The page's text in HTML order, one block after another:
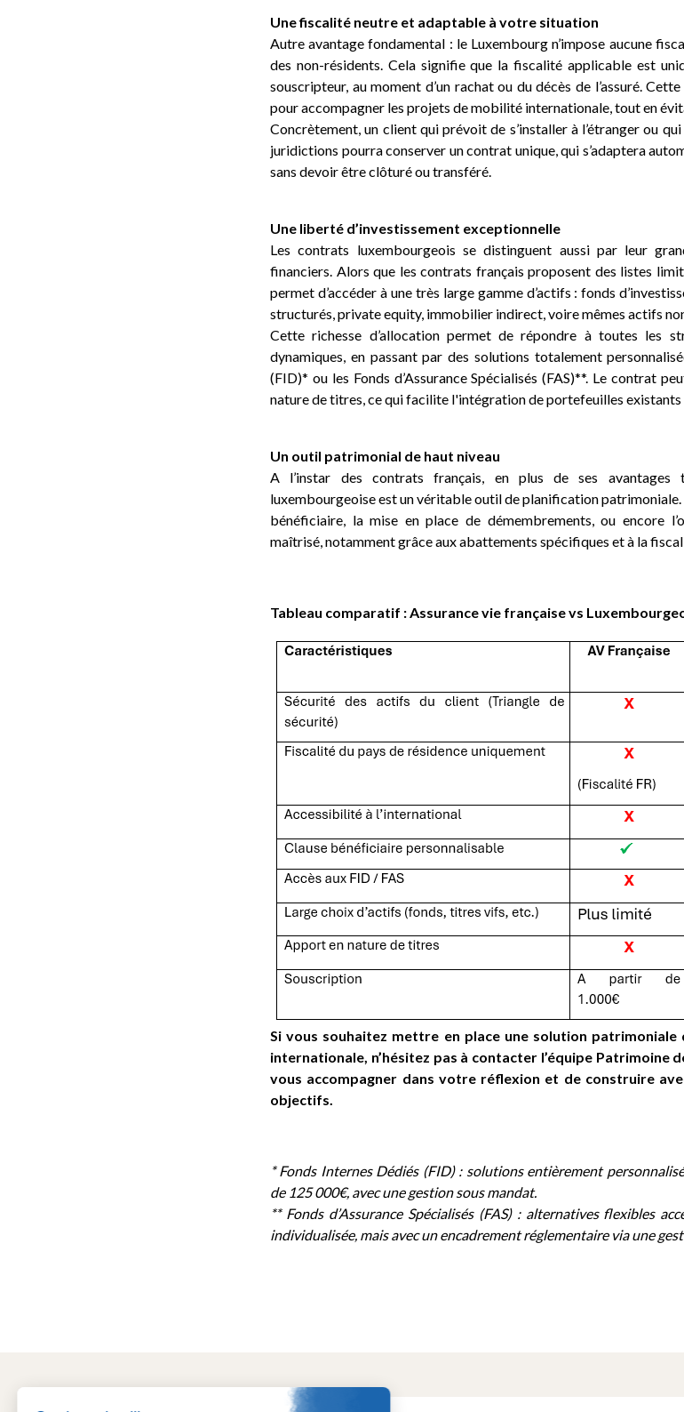
Une fiscalité neutre et adaptable à votre situation
Autre avantage fondamental : le Luxembourg n’impose aucune
des non-résidents. Cela signifie que la fiscalité applicable est
souscripteur, au moment d’un rachat ou du décès de l’assuré.
pour accompagner les projets de mobilité internationale, tout en
Concrètement, un client qui prévoit de s’installer à l’étranger ou
juridictions pourra conserver un contrat unique, qui s’adaptera
sans devoir être clôturé ou transféré.
Une liberté d’investissement exceptionnelle
Les contrats luxembourgeois se distinguent aussi par leur
financiers. Alors que les contrats français proposent des listes
permet d’accéder à une très large gamme d’actifs : fonds
structurés, private equity, immobilier indirect, voire mêmes actifs
Cette richesse d’allocation permet de répondre à toutes les
dynamiques, en passant par des solutions totalement
(FID)* ou les Fonds d’Assurance Spécialisés (FAS)**. Le contrat
nature de titres, ce qui facilite l'intégration de portefeuilles
Un outil patrimonial de haut niveau
A l’instar des contrats français, en plus de ses avantages
luxembourgeoise est un véritable outil de planification patrimoniale.
bénéficiaire, la mise en place de démembrements, ou encore
maîtrisé, notamment grâce aux abattements spécifiques et à la
Tableau comparatif : Assurance vie française vs
Si vous souhaitez mettre en place une solution
internationale, n’hésitez pas à contacter l’équipe Patrimoine
vous accompagner dans votre réflexion et de construire
objectifs.
* Fonds Internes Dédiés (FID) : solutions entièrement
de 125 000€, avec une gestion sous mandat.
** Fonds d’Assurance Spécialisés (FAS) : alternatives flexibles
individualisée, mais avec un encadrement réglementaire via une